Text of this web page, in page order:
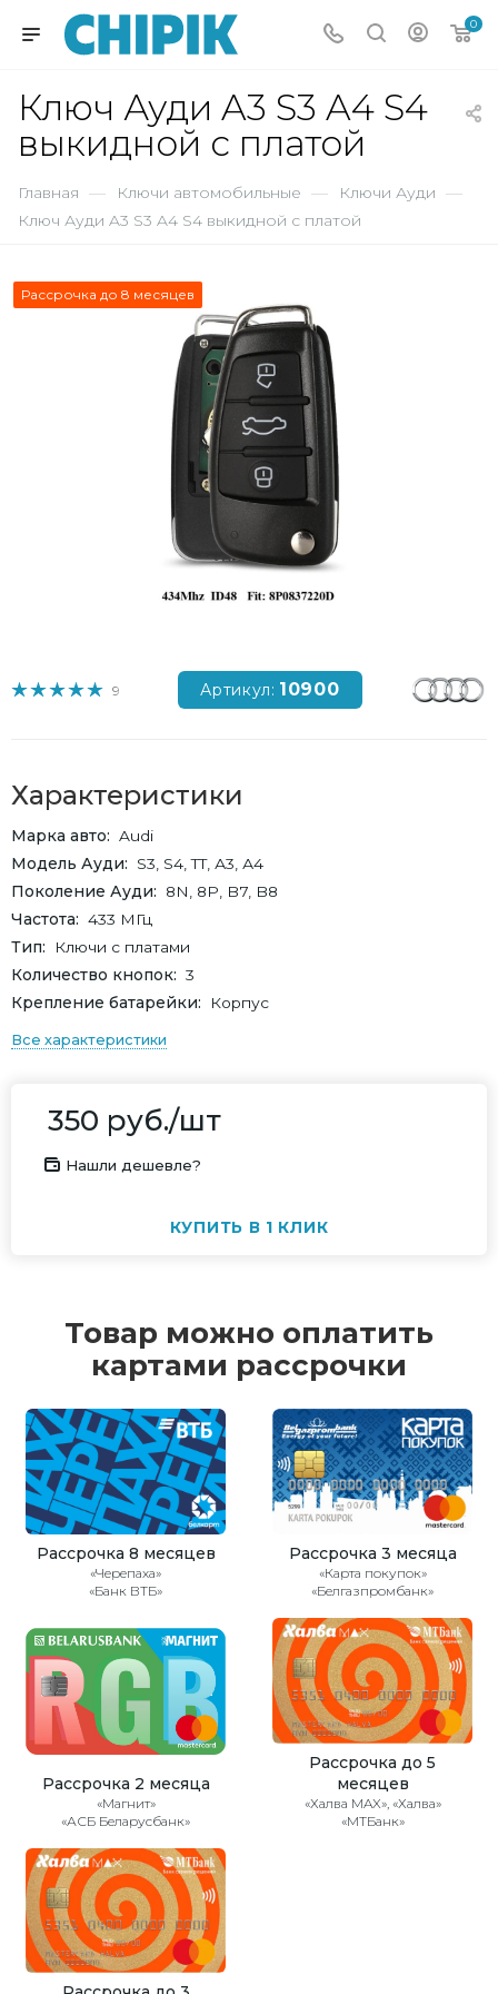
0
Ключ Ауди A3 S3 A4 S4
выкидной с платой
Главная — Ключи автомобильные — Ключи Ауди —
Ключ Ауди A3 S3 A4 S4 выкидной с платой
Рассрочка до 8 месяцев
9 Артикул: 10900
Характеристики
Марка авто
Audi
Модель Ауди
S3, S4, TT, А3, А4
Поколение Ауди
8N, 8P, B7, B8
Частота
433 МГц
Тип
Ключи с платами
Количество кнопок
3
Крепление батарейки
Корпус
Все характеристики
350 руб./шт
Нашли дешевле?
КУПИТЬ В 1 КЛИК
Товар можно оплатить
картами рассрочки
Рассрочка 8 месяцев
«Черепаха»
«Банк ВТБ»
Рассрочка 3 месяца
«Карта покупок»
«Белгазпромбанк»
Рассрочка 2 месяца
«Магнит»
«АСБ Беларусбанк»
Рассрочка до 5
месяцев
«Халва MAX», «Халва»
«МТБанк»